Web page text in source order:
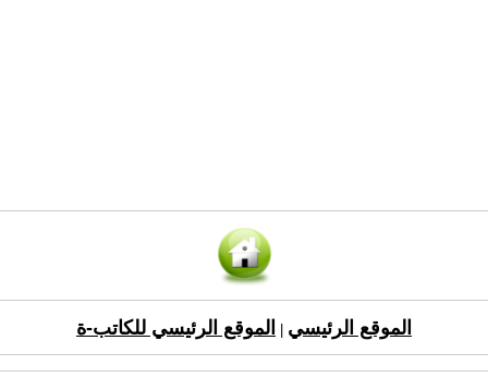
الموقع الرئيسي الموقع الرئيسي للكاتب-ة